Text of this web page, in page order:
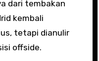
dari tembakan
kembali
tetapi dianulir
offside.